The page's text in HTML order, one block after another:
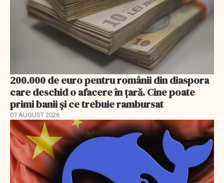
200.000 de euro pentru românii din diaspora
care deschid o afacere în țară. Cine poate
primi banii și ce trebuie rambursat
07 AUGUST 2026